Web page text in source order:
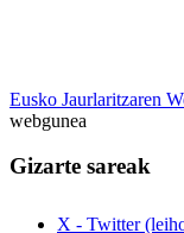
Eusko Jaurlaritzaren
webgunea
Gizarte sareak
X - Twitter